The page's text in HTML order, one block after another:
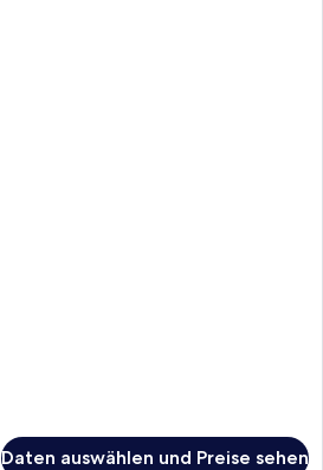
Daten auswählen und Preise sehen